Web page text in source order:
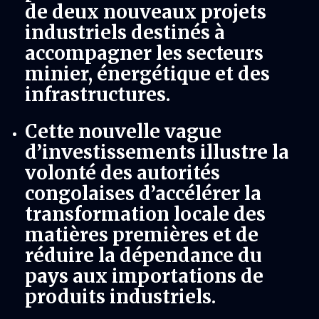
de deux nouveaux projets
industriels destinés à
accompagner les secteurs
minier, énergétique et des
infrastructures.
Cette nouvelle vague
d’investissements illustre la
volonté des autorités
congolaises d’accélérer la
transformation locale des
matières premières et de
réduire la dépendance du
pays aux importations de
produits industriels.